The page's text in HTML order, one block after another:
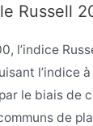
Russell
l’indice
l’indice à
le biais de
de